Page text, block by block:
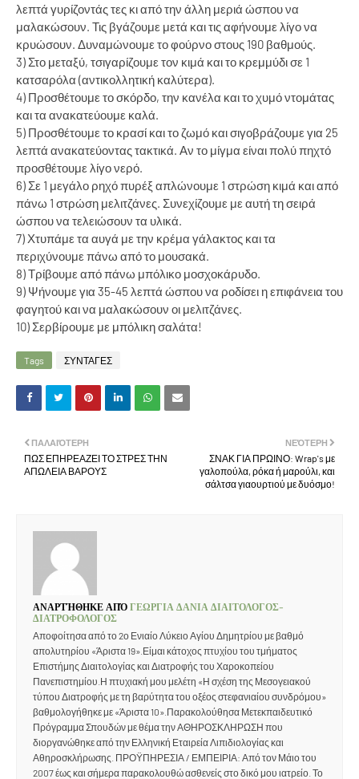
λεπτά γυρίζοντάς τες κι από την άλλη μεριά ώσπου να
μαλακώσουν. Τις βγάζουμε μετά και τις αφήνουμε λίγο να
κρυώσουν. Δυναμώνουμε το φούρνο στους 190 βαθμούς.
3) Στο μεταξύ, τσιγαρίζουμε τον κιμά και το κρεμμύδι σε 1
κατσαρόλα (αντικολλητική καλύτερα).
4) Προσθέτουμε το σκόρδο, την κανέλα και το χυμό ντομάτας
και τα ανακατεύουμε καλά.
5) Προσθέτουμε το κρασί και το ζωμό και σιγοβράζουμε για 25
λεπτά ανακατεύοντας τακτικά. Αν το μίγμα είναι πολύ πηχτό
προσθέτουμε λίγο νερό.
6) Σε 1 μεγάλο ρηχό πυρέξ απλώνουμε 1 στρώση κιμά και από
πάνω 1 στρώση μελιτζάνες. Συνεχίζουμε με αυτή τη σειρά
ώσπου να τελειώσουν τα υλικά.
7) Χτυπάμε τα αυγά με την κρέμα γάλακτος και τα
περιχύνουμε πάνω από το μουσακά.
8) Τρίβουμε από πάνω μπόλικο μοσχοκάρυδο.
9) Ψήνουμε για 35-45 λεπτά ώσπου να ροδίσει η επιφάνεια του
φαγητού και να μαλακώσουν οι μελιτζάνες.
10) Σερβίρουμε με μπόλικη σαλάτα!
Tags ΣΥΝΤΑΓΕΣ
ΝΕΌΤΕΡΗ
ΣΝΑΚ ΓΙΑ ΠΡΩΙΝΟ: Wrap's με
γαλοπούλα, ρόκα ή μαρούλι, και
σάλτσα γιαουρτιού με δυόσμο!
ΠΑΛΑΙΌΤΕΡΗ
ΠΩΣ ΕΠΗΡΕΑΖΕΙ ΤΟ ΣΤΡΕΣ ΤΗΝ
ΑΠΩΛΕΙΑ ΒΑΡΟΥΣ
ΑΝΑΡΤΉΘΗΚΕ ΑΠΌΓΕΩΡΓΙΑ ΔΑΝΙΑ ΔΙΑΙΤΟΛΟΓΟΣ-
ΔΙΑΤΡΟΦΟΛΟΓΟΣ
Αποφοίτησα από το 2ο Ενιαίο Λύκειο Αγίου Δημητρίου με βαθμό
απολυτηρίου «Άριστα 19».Είμαι κάτοχος πτυχίου του τμήματος
Επιστήμης Διαιτολογίας και Διατροφής του Χαροκοπείου
Πανεπιστημίου.Η πτυχιακή μου μελέτη «Η σχέση της Μεσογειακού
τύπου Διατροφής με τη βαρύτητα του οξέος στεφανιαίου συνδρόμου»
βαθμολογήθηκε με «Άριστα 10».Παρακολούθησα Μετεκπαιδευτικό
Πρόγραμμα Σπουδών με θέμα την ΑΘΗΡΟΣΚΛΗΡΩΣΗ που
διοργανώθηκε από την Ελληνική Εταιρεία Λιπιδιολογίας και
Αθηροσκλήρωσης. ΠΡΟΫΠΗΡΕΣΙΑ / ΕΜΠΕΙΡΙΑ: Από τον Μάιο του
2007 έως και σήμερα παρακολουθώ ασθενείς στο δικό μου ιατρείο. Το